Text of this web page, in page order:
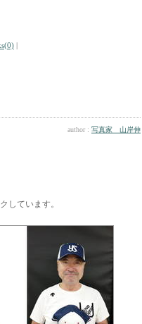
|
author : 写真家 山岸伸
しています。